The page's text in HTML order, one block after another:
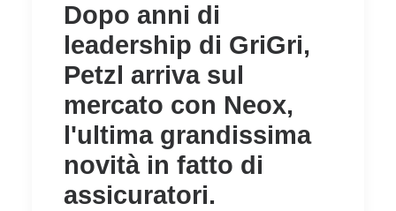
Dopo anni di
leadership di GriGri,
Petzl arriva sul
mercato con Neox,
l'ultima grandissima
novità in fatto di
assicuratori.